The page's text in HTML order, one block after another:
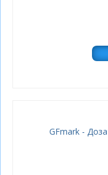
GFmark -